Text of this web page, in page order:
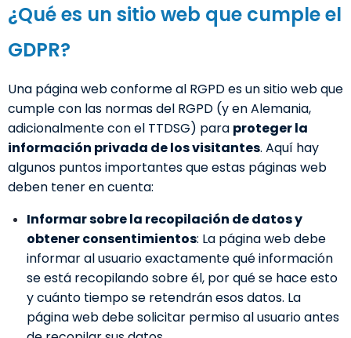
¿Qué es un sitio web que cumple el
GDPR?
Una página web conforme al RGPD es un sitio web que
cumple con las normas del RGPD (y en Alemania,
adicionalmente con el TTDSG) para proteger la
información privada de los visitantes. Aquí hay
algunos puntos importantes que estas páginas web
deben tener en cuenta:
Informar sobre la recopilación de datos y
obtener consentimientos: La página web debe
informar al usuario exactamente qué información
se está recopilando sobre él, por qué se hace esto
y cuánto tiempo se retendrán esos datos. La
página web debe solicitar permiso al usuario antes